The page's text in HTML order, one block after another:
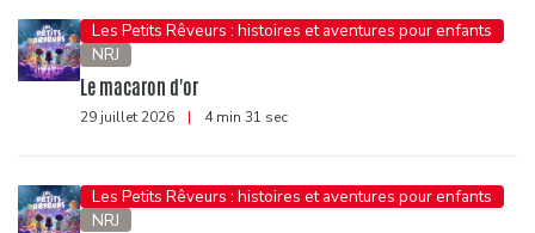
Les Petits Rêveurs : histoires et aventures pour enfants
NRJ
Le macaron d'or
29 juillet 2026 | 4 min 31 sec
Les Petits Rêveurs : histoires et aventures pour enfants
NRJ